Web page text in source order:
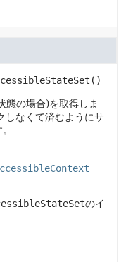
()
態の場合)を取得しま
しなくて済むようにサ
のイ